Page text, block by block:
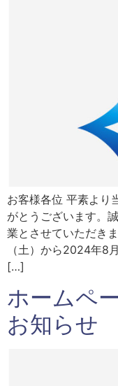
お客様各位 平素より
がとうございます。
業とさせていただき
（土）から2024年8
[…]
ホームペ
お知らせ